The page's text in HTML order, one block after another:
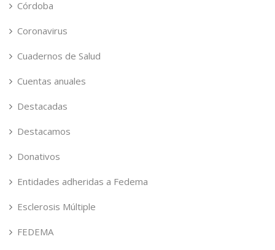
Córdoba
Coronavirus
Cuadernos de Salud
Cuentas anuales
Destacadas
Destacamos
Donativos
Entidades adheridas a Fedema
Esclerosis Múltiple
FEDEMA